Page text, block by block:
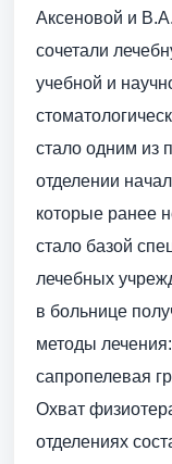
Аксеновой и
сочетали
учебной и
стало одним из
отделении
которые ранее
стало базой
лечебных
в больнице
методы
сапропелевая
Охват
отделениях